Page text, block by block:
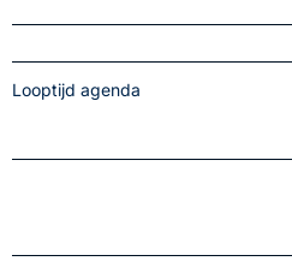
Looptijd agenda